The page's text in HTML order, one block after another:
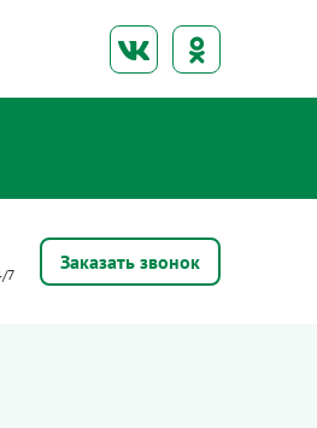
7
Заказать звонок